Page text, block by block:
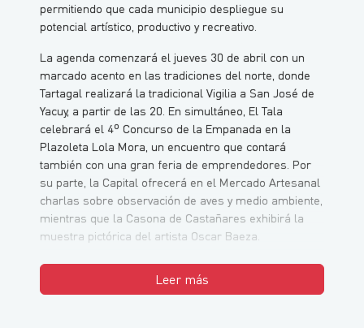
permitiendo que cada municipio despliegue su
potencial artístico, productivo y recreativo.
La agenda comenzará el jueves 30 de abril con un
marcado acento en las tradiciones del norte, donde
Tartagal realizará la tradicional Vigilia a San José de
Yacuy, a partir de las 20. En simultáneo, El Tala
celebrará el 4º Concurso de la Empanada en la
Plazoleta Lola Mora, un encuentro que contará
también con una gran feria de emprendedores. Por
su parte, la Capital ofrecerá en el Mercado Artesanal
charlas sobre observación de aves y medio ambiente,
mientras que la Casona de Castañares exhibirá la
muestra pictórica del artista Oscar Baeza.
Leer más